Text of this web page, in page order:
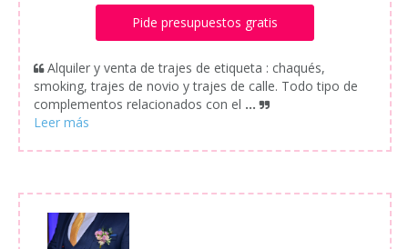
Pide presupuestos gratis
Alquiler y venta de trajes de etiqueta : chaqués,
smoking, trajes de novio y trajes de calle. Todo tipo de
complementos relacionados con el ...